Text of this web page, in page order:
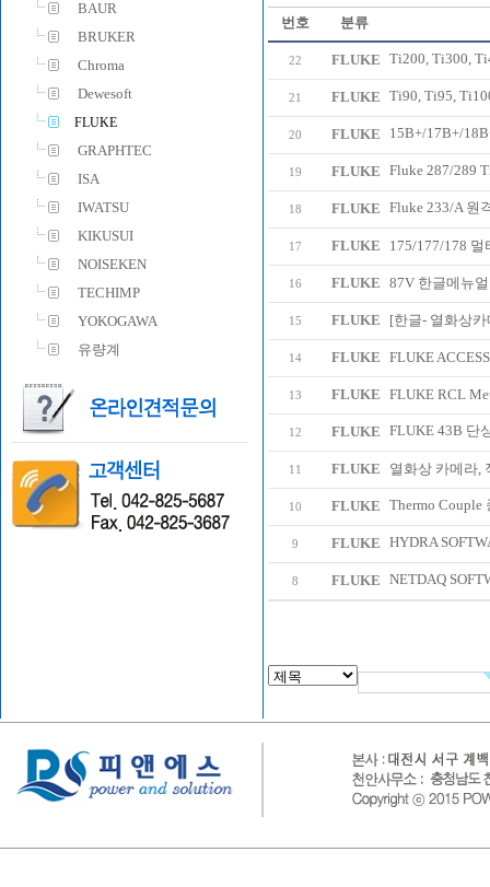
BAUR
BRUKER
Chroma
Dewesoft
FLUKE
GRAPHTEC
ISA
IWATSU
KIKUSUI
NOISEKEN
TECHIMP
YOKOGAWA
유량계
번호 분류
22 FLUKE Ti200, Ti300,
21 FLUKE Ti90, Ti95,
20 FLUKE 15B+/17B+/
19 FLUKE Fluke 287/289
18 FLUKE Fluke 233/A 원
17 FLUKE 175/177/178
16 FLUKE 87V 한글메뉴얼
15 FLUKE [한글- 열화상
14 FLUKE FLUKE
13 FLUKE FLUKE RCL
12 FLUKE FLUKE 43B 단
11 FLUKE 열화상 카메라,
10 FLUKE Thermo Couple
9 FLUKE HYDRA
8 FLUKE NETDAQ